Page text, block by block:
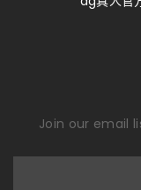
Join our email